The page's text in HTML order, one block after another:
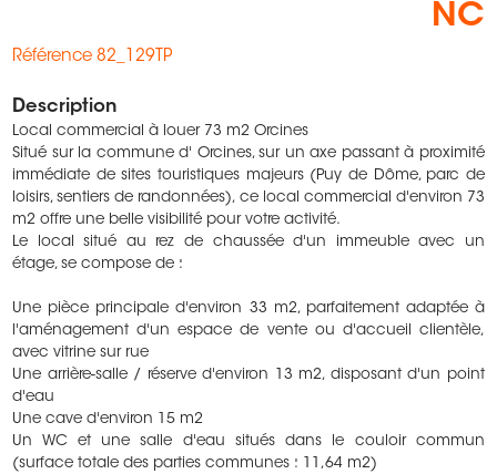
NC
Référence 82_129TP
Description
Local commercial à louer 73 m2 Orcines
Situé sur la commune d' Orcines, sur un axe passant à proximité
immédiate de sites touristiques majeurs (Puy de Dôme, parc de
loisirs, sentiers de randonnées), ce local commercial d'environ 73
m2 offre une belle visibilité pour votre activité.
Le local situé au rez de chaussée d'un immeuble avec un
étage, se compose de :
Une pièce principale d'environ 33 m2, parfaitement adaptée à
l'aménagement d'un espace de vente ou d'accueil clientèle,
avec vitrine sur rue
Une arrière-salle / réserve d'environ 13 m2, disposant d'un point
d'eau
Une cave d'environ 15 m2
Un WC et une salle d'eau situés dans le couloir commun
(surface totale des parties communes : 11,64 m2)